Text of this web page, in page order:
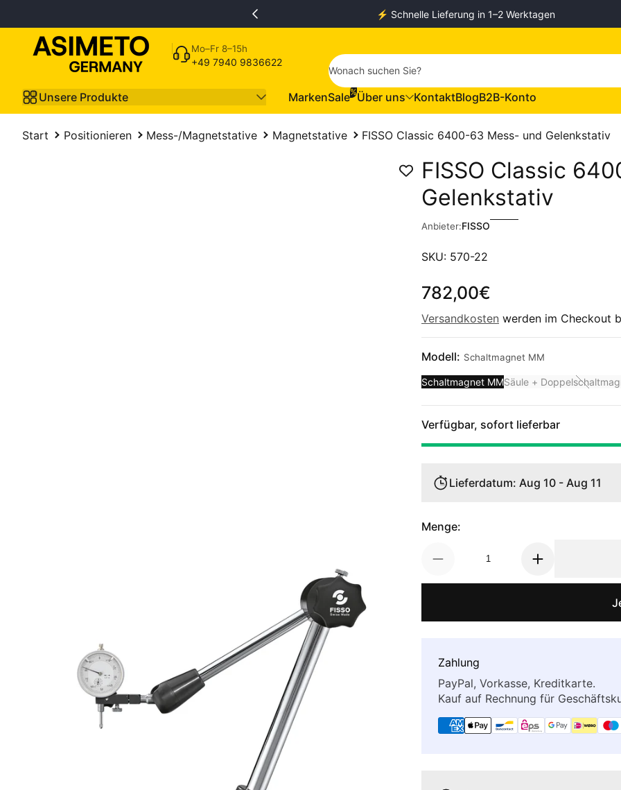
⚡️ Schnelle Lieferung in 1–2 Werktagen
Mo–Fr 8–15h
+49 7940 9836622
Wonach suchen Sie?
Unsere Produkte MarkenSale%Über uns KontaktBlogB2B-Konto
Start Positionieren Mess-/Magnetstative Magnetstative FISSO Classic 6400-63 Mess- und Gelenkstativ
FISSO Classic
Gelenkstativ
Anbieter:FISSO
SKU: 570-22
Regulärer Preis
782,00€
Versandkosten werden im Checkout
Modell: Schaltmagnet MM
Schaltmagnet MMSäule +
Verfügbar, sofort lieferbar
Lieferdatum: Aug 10 - Aug 11
Menge:
Zahlung
PayPal, Vorkasse, Kreditkarte.
Kauf auf Rechnung für